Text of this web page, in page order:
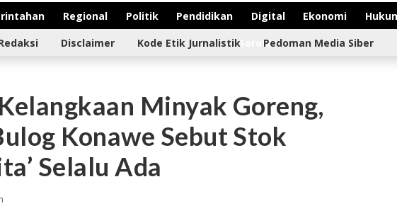
Regional Politik Pendidikan Digital Ekonomi
Sorotan
Disclaimer Kode Etik Jurnalistik Pedoman Media Siber
Minyak Goreng,
Konawe Sebut Stok
Selalu Ada